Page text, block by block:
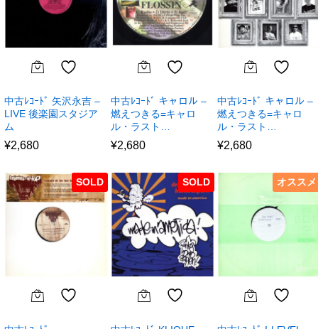
中古ﾚｺｰﾄﾞ 矢沢永吉 –
LIVE 後楽園スタジア
ム
¥2,680
中古ﾚｺｰﾄﾞ キャロル –
燃えつきる=キャロ
ル・ラスト…
¥2,680
中古ﾚｺｰﾄﾞ キャロル –
燃えつきる=キャロ
ル・ラスト…
¥2,680
SOLD SOLD オススメ